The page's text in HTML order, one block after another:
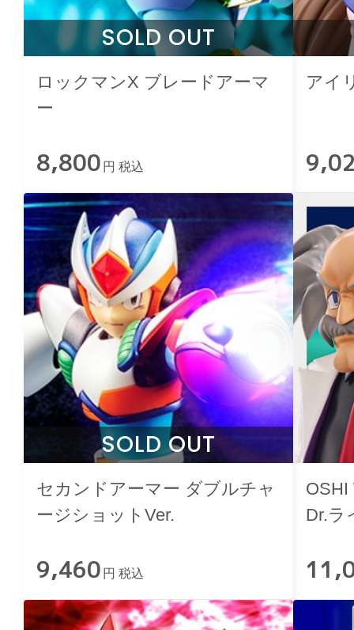
SOLD OUT
ロックマンX ブレードアーマ
ー
8,800 円 税込
アイ
SOLD OUT
セカンドアーマー ダブルチャ
ージショットVer.
9,460 円 税込
OSHI
Dr.ラ